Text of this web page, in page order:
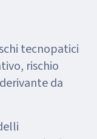
tecnopatici
rischio
da